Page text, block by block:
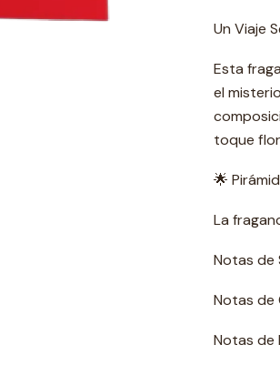
Un Viaje
Esta
el
toque
🌟
La
Notas de
Notas de
Notas de